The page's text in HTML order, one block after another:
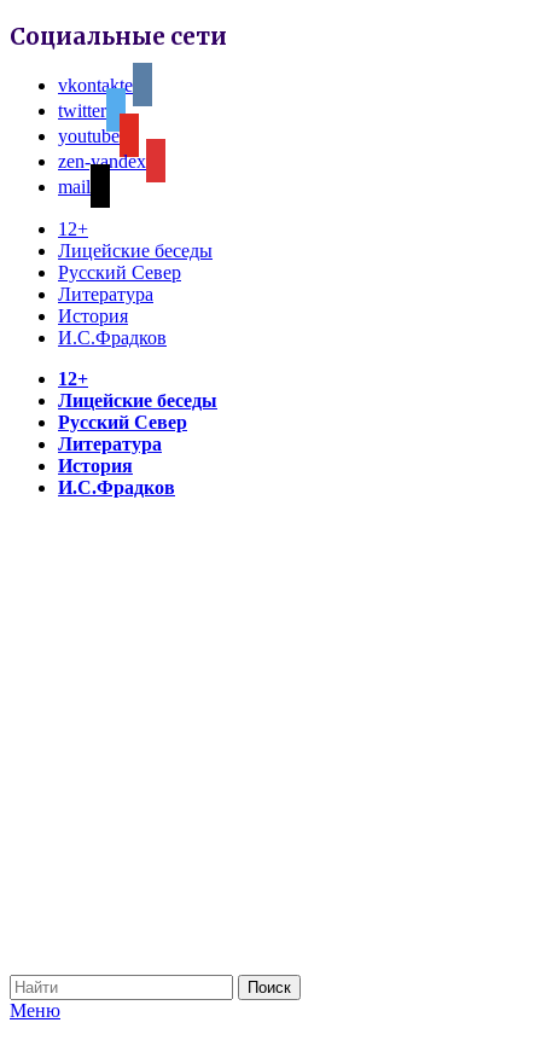
Социальные сети
vkontakte
twitter
youtube
zen-yandex
mail
12+
Лицейские беседы
Русский Север
Литература
История
И.С.Фрадков
12+
Лицейские беседы
Русский Север
Литература
История
И.С.Фрадков
Меню